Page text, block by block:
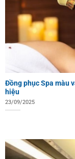
Đồng phục Spa màu
hiệu
23/09/2025